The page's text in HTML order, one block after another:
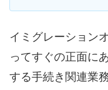
イミグレーション
ってすぐの正面に
する手続き関連業